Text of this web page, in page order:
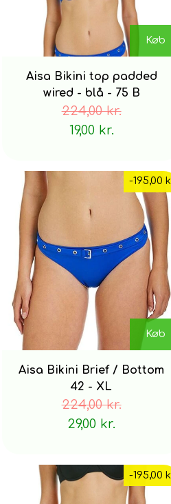
Køb
Aisa Bikini top padded
wired - blå - 75 B
224,00 kr.
19,00 kr.
-195,00
Køb
Aisa Bikini Brief / Bottom
42 - XL
224,00 kr.
29,00 kr.
-195,00